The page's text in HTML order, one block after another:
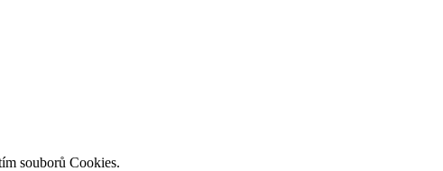
souborů Cookies.